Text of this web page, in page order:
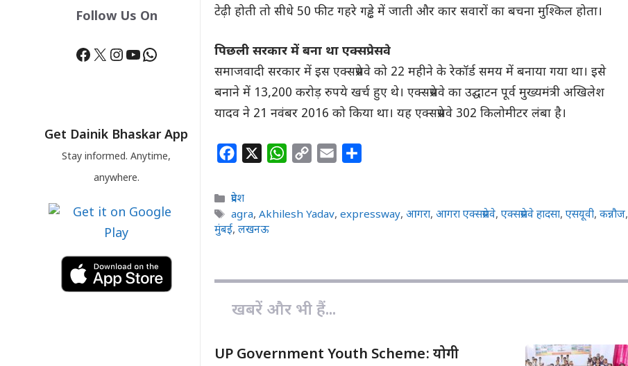
टेढ़ी होती तो सीधे 50 फीट गहरे गड्ढे में जाती और कार सवारों का बचना मुश्किल होता।
पिछली सरकार में बना था एक्सप्रेसवे
समाजवादी सरकार में इस एक्सप्रेसवे को 22 महीने के रेकॉर्ड समय में बनाया गया था। इसे
बनाने में 13,200 करोड़ रुपये खर्च हुए थे। एक्सप्रेसवे का उद्घाटन पूर्व मुख्यमंत्री अखिलेश
यादव ने 21 नवंबर 2016 को किया था। यह एक्सप्रेसवे 302 किलोमीटर लंबा है।
c
e
b
W
t
y
r
Categories
प्रदेश
Tags
agra,Akhilesh Yadav,expressway,आगरा,आगरा एक्सप्रेसवे,एक्सप्रेसवे हादसा,एसयूवी,कन्नौज,
मुंबई, लखनऊ
खबरें और भी हैं...
UP Government Youth Scheme: योगी
Follow Us On
Facebook
X Instagram
YouTube
WhatsApp
Get Dainik Bhaskar App
Stay informed. Anytime,
anywhere.